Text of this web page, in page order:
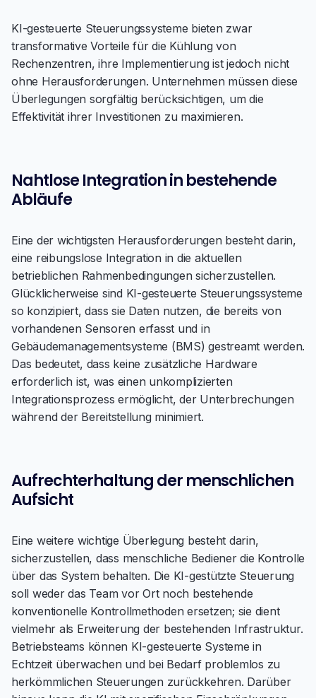
KI-gesteuerte Steuerungssysteme bieten zwar
transformative Vorteile für die Kühlung von
Rechenzentren, ihre Implementierung ist jedoch nicht
ohne Herausforderungen. Unternehmen müssen diese
Überlegungen sorgfältig berücksichtigen, um die
Effektivität ihrer Investitionen zu maximieren.
Nahtlose Integration in bestehende
Abläufe
Eine der wichtigsten Herausforderungen besteht darin,
eine reibungslose Integration in die aktuellen
betrieblichen Rahmenbedingungen sicherzustellen.
Glücklicherweise sind KI-gesteuerte Steuerungssysteme
so konzipiert, dass sie Daten nutzen, die bereits von
vorhandenen Sensoren erfasst und in
Gebäudemanagementsysteme (BMS) gestreamt werden.
Das bedeutet, dass keine zusätzliche Hardware
erforderlich ist, was einen unkomplizierten
Integrationsprozess ermöglicht, der Unterbrechungen
während der Bereitstellung minimiert.
Aufrechterhaltung der menschlichen
Aufsicht
Eine weitere wichtige Überlegung besteht darin,
sicherzustellen, dass menschliche Bediener die Kontrolle
über das System behalten. Die KI-gestützte Steuerung
soll weder das Team vor Ort noch bestehende
konventionelle Kontrollmethoden ersetzen; sie dient
vielmehr als Erweiterung der bestehenden Infrastruktur.
Betriebsteams können KI-gesteuerte Systeme in
Echtzeit überwachen und bei Bedarf problemlos zu
herkömmlichen Steuerungen zurückkehren. Darüber